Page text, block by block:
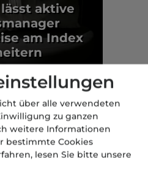
aktive
am Index
Redaktion
über alle verwendeten
zu ganzen
weitere Informationen
bestimmte Cookies
lesen Sie bitte unsere